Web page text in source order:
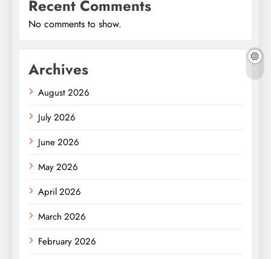
Recent Comments
No comments to show.
Archives
August 2026
July 2026
June 2026
May 2026
April 2026
March 2026
February 2026